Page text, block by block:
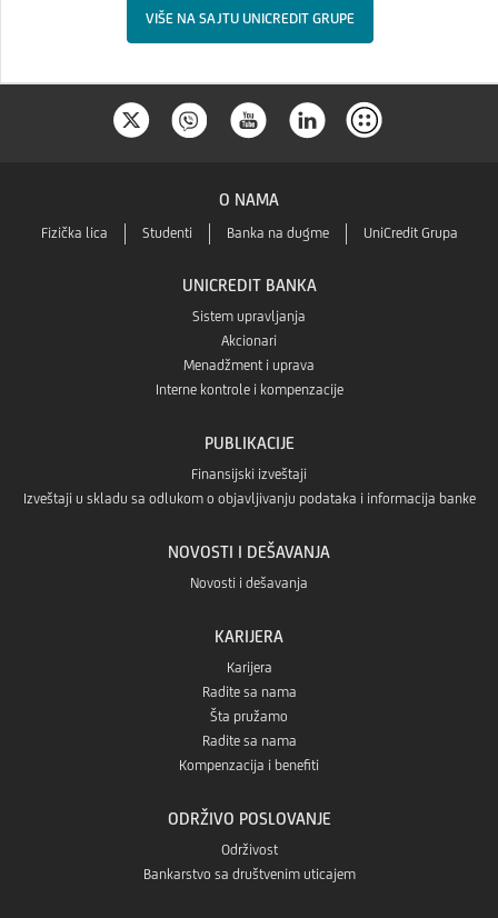
VIŠE NA SAJTU UNICREDIT GRUPE
O NAMA
Fizička lica Studenti Banka na dugme UniCredit Grupa
UNICREDIT BANKA
Sistem upravljanja
Akcionari
Menadžment i uprava
Interne kontrole i kompenzacije
PUBLIKACIJE
Finansijski izveštaji
Izveštaji u skladu sa odlukom o objavljivanju podataka i informacija banke
NOVOSTI I DEŠAVANJA
Novosti i dešavanja
KARIJERA
Karijera
Radite sa nama
Šta pružamo
Radite sa nama
Kompenzacija i benefiti
ODRŽIVO POSLOVANJE
Održivost
Bankarstvo sa društvenim uticajem